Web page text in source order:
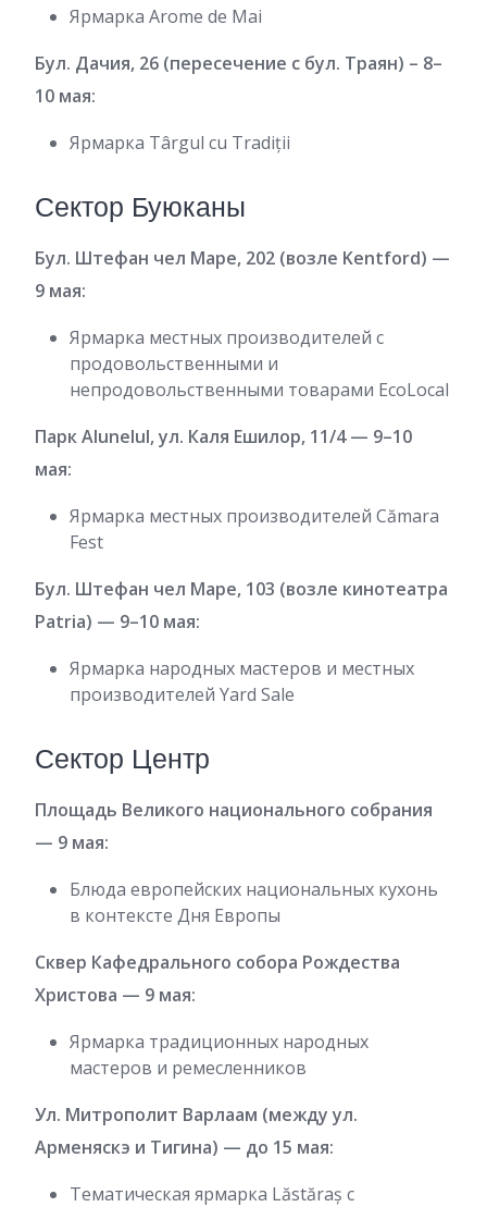
Ярмарка Arome de Mai
Бул. Дачия, 26 (пересечение с бул. Траян) – 8–
10 мая:
Ярмарка Târgul cu Tradiții
Сектор Буюканы
Бул. Штефан чел Маре, 202 (возле Kentford) —
9 мая:
Ярмарка местных производителей с
продовольственными и
непродовольственными товарами EcoLocal
Парк Alunelul, ул. Каля Ешилор, 11/4 — 9–10
мая:
Ярмарка местных производителей Cămara
Fest
Бул. Штефан чел Маре, 103 (возле кинотеатра
Patria) — 9–10 мая:
Ярмарка народных мастеров и местных
производителей Yard Sale
Сектор Центр
Площадь Великого национального собрания
— 9 мая:
Блюда европейских национальных кухонь
в контексте Дня Европы
Сквер Кафедрального собора Рождества
Христова — 9 мая:
Ярмарка традиционных народных
мастеров и ремесленников
Ул. Митрополит Варлаам (между ул.
Арменяскэ и Тигина) — до 15 мая:
Тематическая ярмарка Lăstăraș с